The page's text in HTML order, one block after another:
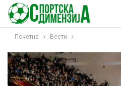
Почетна Вести